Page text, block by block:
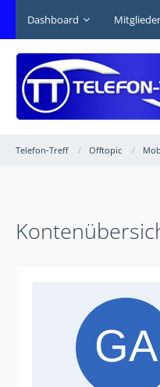
Dashboard Mitglieder
Telefon-Treff Offtopic